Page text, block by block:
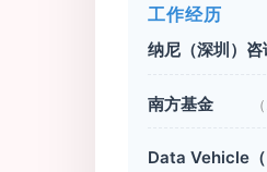
工作经历
纳尼（深圳）咨
南方基金
Data Vehicle（